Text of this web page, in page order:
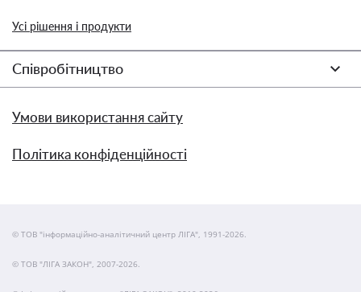
Усі рішення і продукти
Співробітництво
Умови використання сайту
Політика конфіденційності
© ТОВ "інформаційно-аналітичний центр ЛІГА", 1991-2026.
© ТОВ "ЛІГА ЗАКОН", 2007-2026.